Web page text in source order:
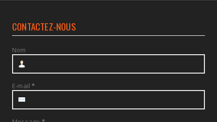
CONTACTEZ-NOUS
Nom
E-mail*